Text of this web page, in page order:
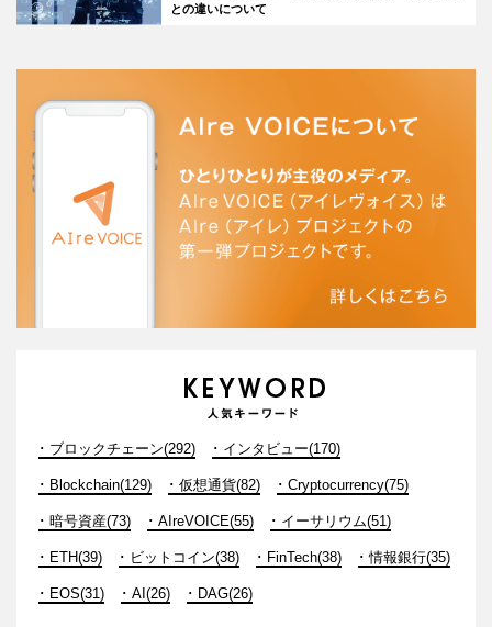
との違いについて
ブロックチェーン(292) インタビュー(170)
Blockchain(129) 仮想通貨(82) Cryptocurrency(75)
暗号資産(73) AIreVOICE(55) イーサリウム(51)
ETH(39) ビットコイン(38) FinTech(38) 情報銀行(35)
EOS(31) AI(26) DAG(26)